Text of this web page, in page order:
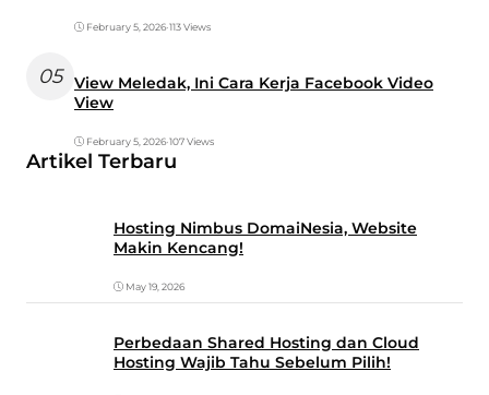
February 5, 2026•113 Views
05
View Meledak, Ini Cara Kerja Facebook Video
View
February 5, 2026•107 Views
Artikel Terbaru
Hosting Nimbus DomaiNesia, Website
Makin Kencang!
May 19, 2026
Perbedaan Shared Hosting dan Cloud
Hosting Wajib Tahu Sebelum Pilih!